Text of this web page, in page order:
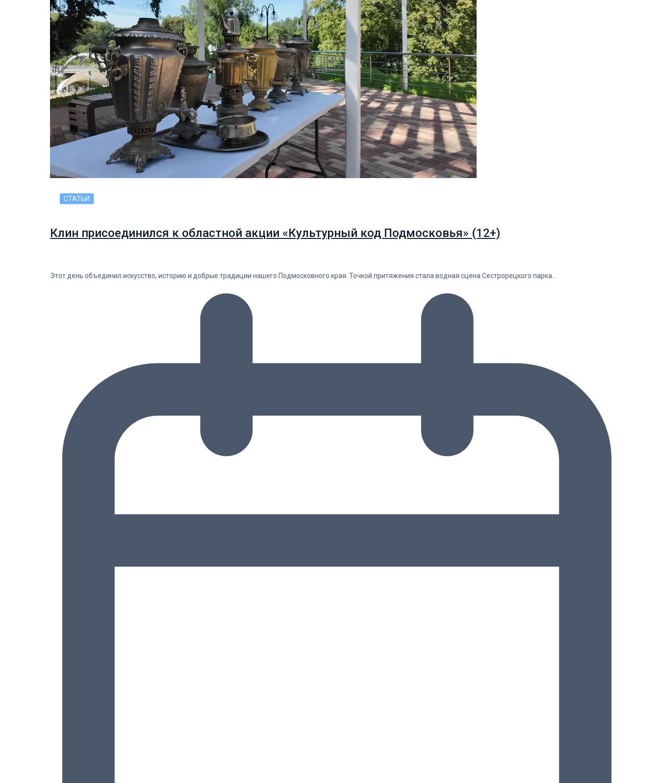
СТАТЬИ
Клин присоединился к областной акции «Культурный код Подмосковья» (12+)
Этот день объединил искусство, историю и добрые традиции нашего Подмосковного края. Точкой притяжения стала водная сцена Сестрорецкого парка…